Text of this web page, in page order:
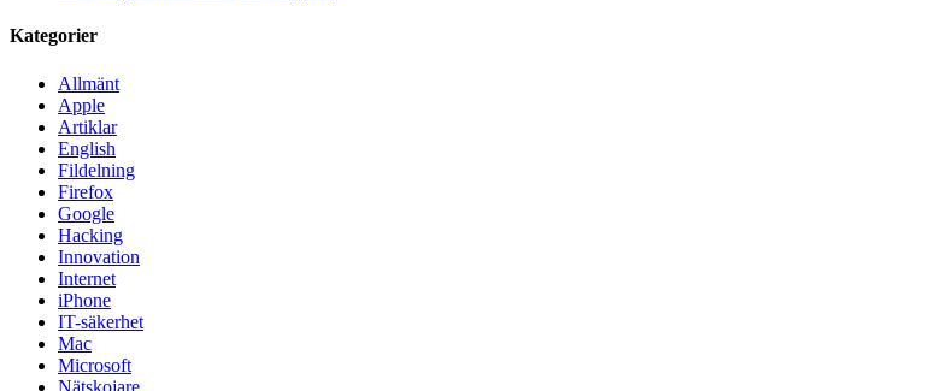
Kategorier
Allmänt
Apple
Artiklar
English
Fildelning
Firefox
Google
Hacking
Innovation
Internet
iPhone
IT-säkerhet
Mac
Microsoft
Nätskojare